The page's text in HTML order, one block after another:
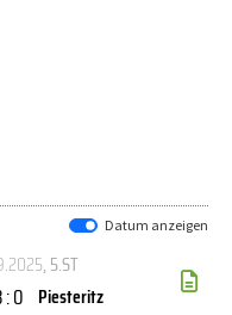
Datum anzeigen
, 5.ST
: 0 Piesteritz